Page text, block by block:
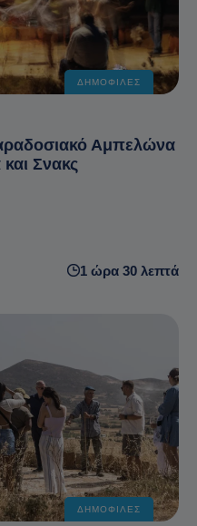
ΔΗΜΟΦΙΛΈΣ
Αμπελώνα
Σνακς
1 ώρα 30 λεπτά
ΔΗΜΟΦΙΛΈΣ